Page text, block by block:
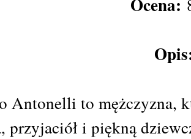
Antonelli to mężczyzna,
przyjaciół i piękną